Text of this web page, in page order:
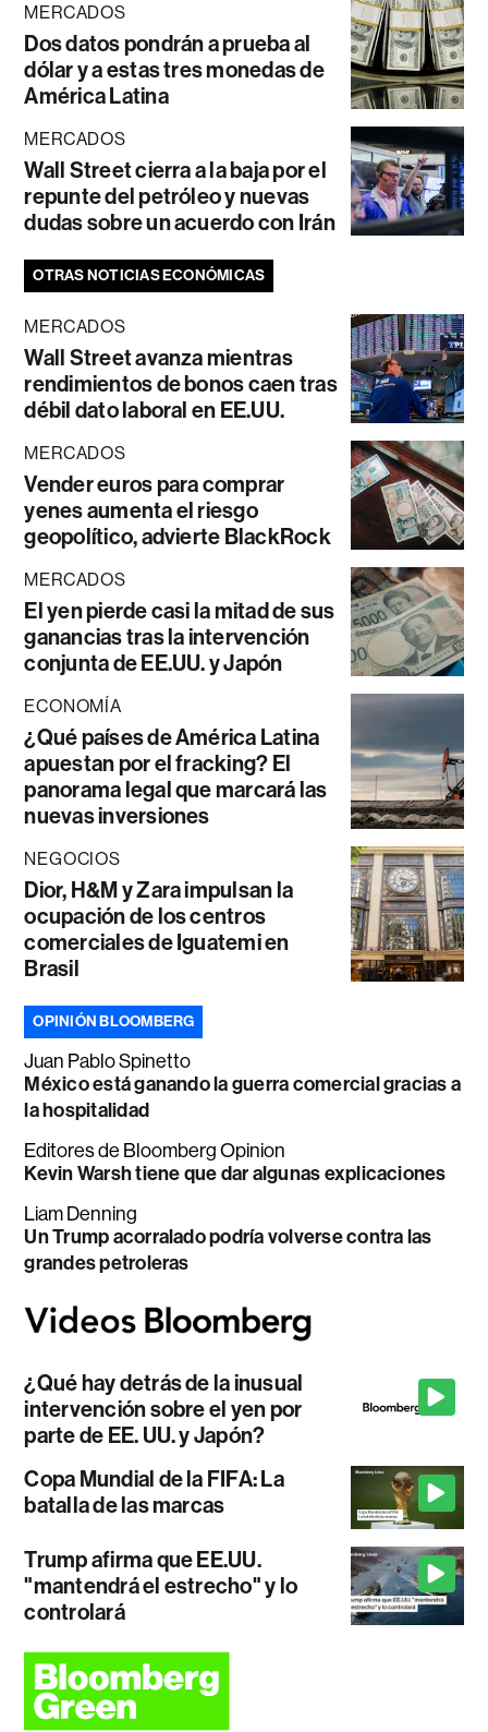
MERCADOS
Dos datos pondrán a prueba al
dólar y a estas tres monedas de
América Latina
MERCADOS
Wall Street cierra a la baja por el
repunte del petróleo y nuevas
dudas sobre un acuerdo con Irán
OTRAS NOTICIAS ECONÓMICAS
MERCADOS
Wall Street avanza mientras
rendimientos de bonos caen tras
débil dato laboral en EE.UU.
MERCADOS
Vender euros para comprar
yenes aumenta el riesgo
geopolítico, advierte BlackRock
MERCADOS
El yen pierde casi la mitad de sus
ganancias tras la intervención
conjunta de EE.UU. y Japón
ECONOMÍA
¿Qué países de América Latina
apuestan por el fracking? El
panorama legal que marcará las
nuevas inversiones
NEGOCIOS
Dior, H&M y Zara impulsan la
ocupación de los centros
comerciales de Iguatemi en
Brasil
OPINIÓN BLOOMBERG
Juan Pablo Spinetto
México está ganando la guerra comercial gracias a
la hospitalidad
Editores de Bloomberg Opinion
Kevin Warsh tiene que dar algunas explicaciones
Liam Denning
Un Trump acorralado podría volverse contra las
grandes petroleras
¿Qué hay detrás de la inusual
intervención sobre el yen por
parte de EE. UU. y Japón?
Copa Mundial de la FIFA: La
batalla de las marcas
Trump afirma que EE.UU.
"mantendrá el estrecho" y lo
controlará